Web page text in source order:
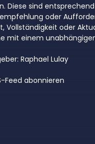
Diese sind
oder
oder
mit einem
Raphael Lulay
Feed abonnieren